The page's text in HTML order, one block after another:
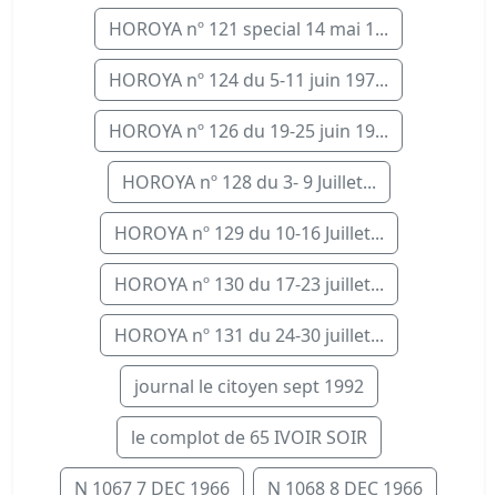
HOROYA nº 121 special 14 mai 1...
HOROYA nº 124 du 5-11 juin 197...
HOROYA nº 126 du 19-25 juin 19...
HOROYA nº 128 du 3- 9 Juillet...
HOROYA nº 129 du 10-16 Juillet...
HOROYA nº 130 du 17-23 juillet...
HOROYA nº 131 du 24-30 juillet...
journal le citoyen sept 1992
le complot de 65 IVOIR SOIR
N 1067 7 DEC 1966 N 1068 8 DEC 1966